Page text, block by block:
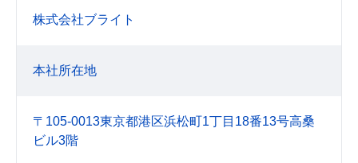
株式会社ブライト
本社所在地
〒105-0013東京都港区浜松町1丁目18番13号高桑
ビル3階